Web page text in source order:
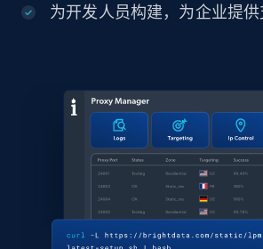
为开发人员构建，为企业提